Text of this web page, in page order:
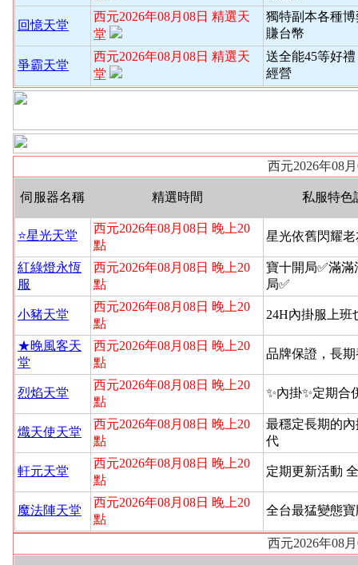
回憶天堂
西元2026年08月08日 精選天
堂
獨特副本各種
賺台幣
爭霸天堂
西元2026年08月08日 精選天
堂
送全能45等好
經營
西元2026年08
伺服器名稱 精選時間 私服特色
⭐️星光天堂
西元2026年08月08日 晚上20
點
星光依舊閃耀
紅綠燈永恆
服
西元2026年08月08日 晚上20
點
寶十開局✅滿滿
局✅
小豬天堂
西元2026年08月08日 晚上20
點
24H內掛服上班
★晚風客天
堂
西元2026年08月08日 晚上20
點
品牌保證，長
烈焰天堂
西元2026年08月08日 晚上20
點
✨內掛✨定期合
熾天使天堂
西元2026年08月08日 晚上20
點
最穩定長期的
代
軒元天堂
西元2026年08月08日 晚上20
點
定期更新活動
魔法陣天堂
西元2026年08月08日 晚上20
點
全台最猛變態寶
西元2026年08